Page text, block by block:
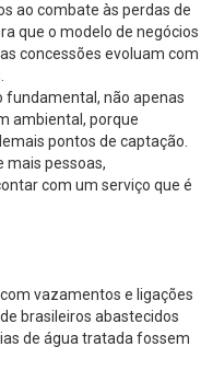
ao combate às perdas de
que o modelo de negócios
concessões evoluam com
fundamental, não apenas
ambiental, porque
pontos de captação.
mais pessoas,
com um serviço que é
vazamentos e ligações
brasileiros abastecidos
de água tratada fossem